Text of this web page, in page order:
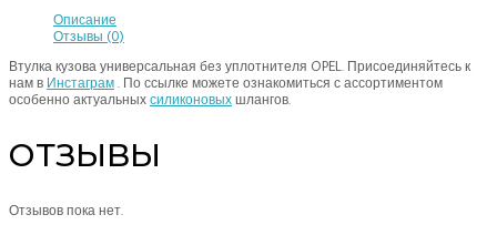
Описание
Отзывы (0)
Втулка кузова универсальная без уплотнителя OPEL. Присоединяйтесь к
нам в Инстаграм . По ссылке можете ознакомиться с ассортиментом
особенно актуальных силиконовых шлангов.
ОТЗЫВЫ
Отзывов пока нет.